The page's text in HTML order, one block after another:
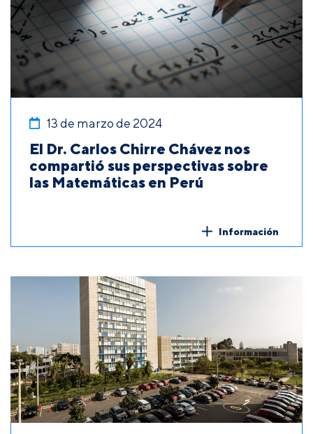
13 de marzo de 2024
El Dr. Carlos Chirre Chávez nos
compartió sus perspectivas sobre
las Matemáticas en Perú
Información